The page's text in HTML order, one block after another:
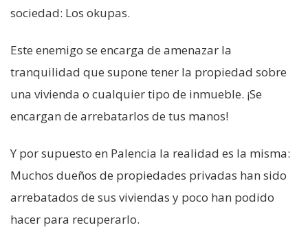
sociedad: Los okupas.
Este enemigo se encarga de amenazar la
tranquilidad que supone tener la propiedad sobre
una vivienda o cualquier tipo de inmueble. ¡Se
encargan de arrebatarlos de tus manos!
Y por supuesto en Palencia la realidad es la misma:
Muchos dueños de propiedades privadas han sido
arrebatados de sus viviendas y poco han podido
hacer para recuperarlo.